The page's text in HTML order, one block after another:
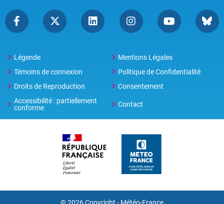
Légende
Mentions Légales
Témoins de connexion
Politique de Confidentialité
Droits de Reproduction
Consentement
Accessibilité : partiellement
conforme
Contact